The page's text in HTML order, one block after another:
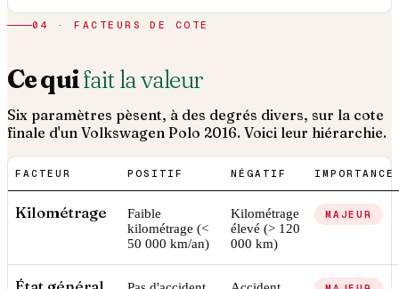
04 · FACTEURS DE COTE
Ce quifait la valeur
Six paramètres pèsent, à des degrés divers, sur la cote
finale d'un Volkswagen Polo 2016. Voici leur hiérarchie.
FACTEUR POSITIF NÉGATIF IMPORTANCE
Kilométrage
Faible
kilométrage (<
50 000 km/an)
Kilométrage
élevé (> 120
000 km)
MAJEUR